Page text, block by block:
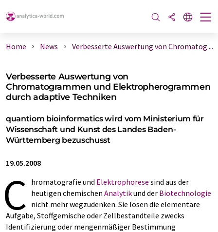
Home News Verbesserte Auswertung von Chromatog ...
Verbesserte Auswertung von
Chromatogrammen und Elektropherogrammen
durch adaptive Techniken
quantiom bioinformatics wird vom Ministerium für
Wissenschaft und Kunst des Landes Baden-
Württemberg bezuschusst
19.05.2008
C hromatografie und Elektrophorese sind aus der
heutigen chemischen Analytikund der Biotechnologie
nicht mehr wegzudenken. Sie lösen die elementare
Aufgabe, Stoffgemische oder Zellbestandteile zwecks
Identifizierung oder mengenmäßiger Bestimmung